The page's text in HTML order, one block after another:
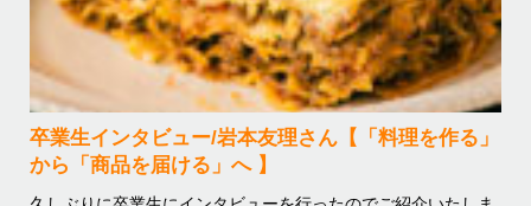
卒業生インタビュー/岩本友理さん【「料理を作る」
から「商品を届ける」へ 】